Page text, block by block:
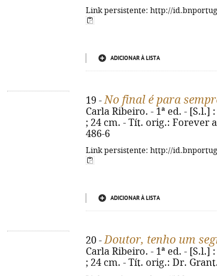
Link persistente: http://
ADICIONAR À LISTA
19 -No final é para
Carla Ribeiro. - 1ª ed. - [S.l.]
; 24 cm. - Tít. orig.: Forever
486-6
Link persistente: http://
ADICIONAR À LISTA
20 -Doutor, tenho um
Carla Ribeiro. - 1ª ed. - [S.l.]
; 24 cm. - Tít. orig.: Dr.